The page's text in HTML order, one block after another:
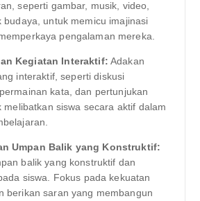
seperti gambar, musik, video,
budaya, untuk memicu imajinasi
pengalaman mereka.
Kegiatan Interaktif: Adakan
interaktif, seperti diskusi
kata, dan pertunjukan
melibatkan siswa secara aktif dalam
Umpan Balik yang Konstruktif:
balik yang konstruktif dan
siswa. Fokus pada kekuatan
berikan saran yang membangun